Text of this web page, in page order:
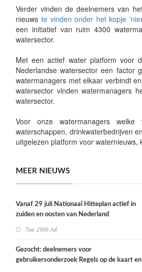
Verder vinden de deelnemers van
nieuws te vinden onder het kopje
een initiatief van ruim 4300
watersector.
Met een actief water platform voor
Nederlandse watersector een factor
watermanagers met elkaar verbindt
watersector vinden watermanagers
watersector.
Voor onze watermanagers welke
waterschappen, drinkwaterbedrijven
uitgelezen platform voor waternieuws,
MEER NIEUWS
Vanaf 29 juli Nationaal Hitteplan actief in
zuiden en oosten van Nederland
Tue 28th Jul
Gezocht: deelnemers voor
gebruikersonderzoek Regels op de kaart en